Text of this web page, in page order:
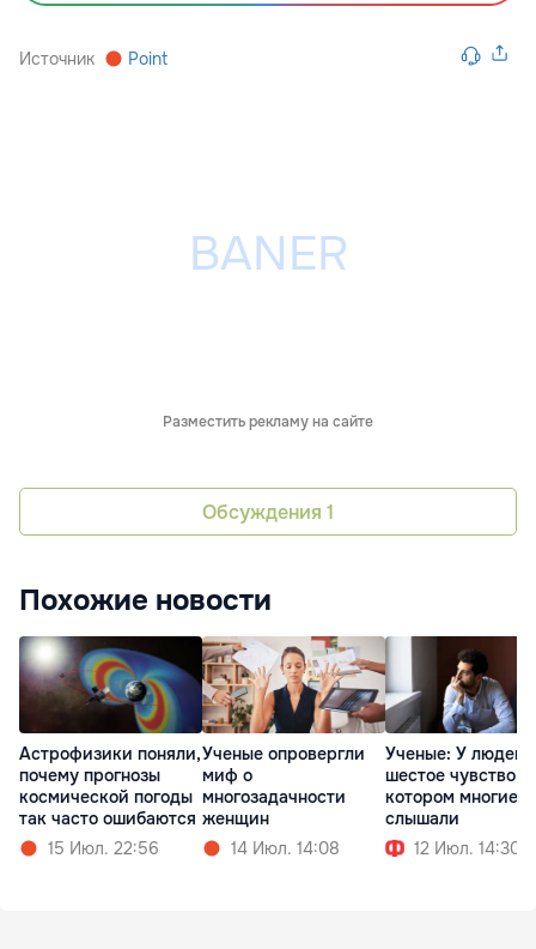
Источник Point
Разместить рекламу на сайте
Обсуждения 1
Похожие новости
Астрофизики поняли,
почему прогнозы
космической погоды
так часто ошибаются
15 Июл. 22:56
Ученые опровергли
миф о
многозадачности
женщин
14 Июл. 14:08
Ученые: У людей
шестое чувство, о
котором многие
слышали
12 Июл. 14:30